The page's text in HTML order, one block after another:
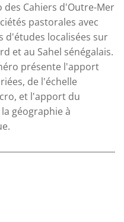
des Cahiers d'Outre-Mer
pastorales avec
d'études localisées sur
et au Sahel sénégalais.
présente l'apport
de l'échelle
et l'apport du
géographie à